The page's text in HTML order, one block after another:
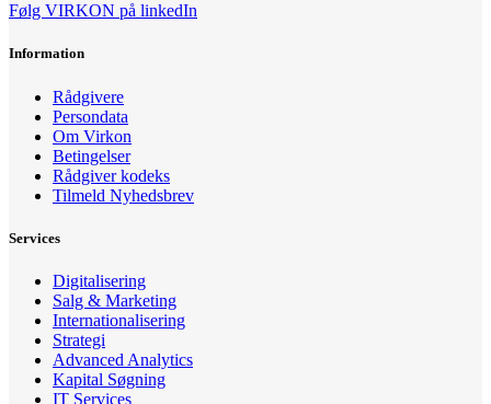
Følg VIRKON på linkedIn
Information
Rådgivere
Persondata
Om Virkon
Betingelser
Rådgiver kodeks
Tilmeld Nyhedsbrev
Services
Digitalisering
Salg & Marketing
Internationalisering
Strategi
Advanced Analytics
Kapital Søgning
IT Services